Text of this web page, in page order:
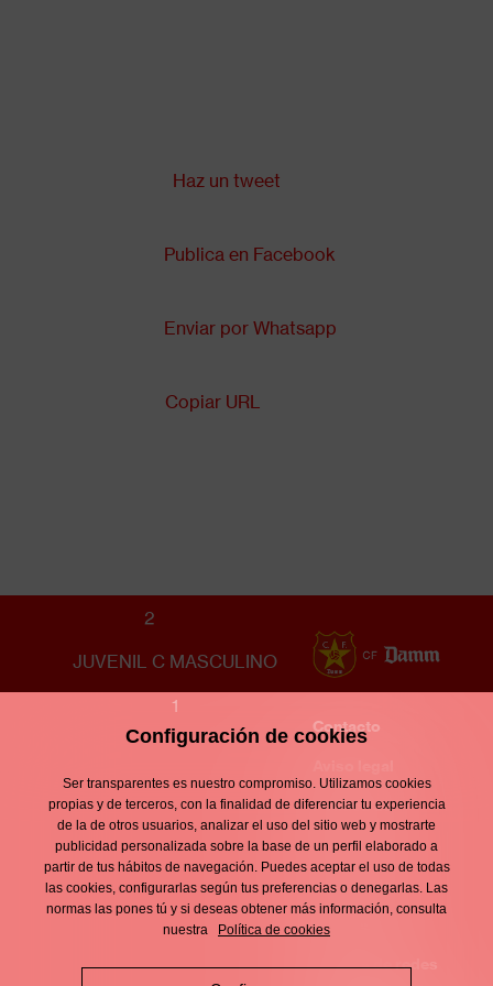
Haz un tweet
Publica en Facebook
Enviar por Whatsapp
Copiar URL
2
JUVENIL C MASCULINO
1
Enllaços
d'interès
Contacto
Footer
menu
Política de
privacidad
Política de
cookies
Política de redes
Configuración de cookies
Ser transparentes es nuestro compromiso. Utilizamos cookies
propias y de terceros, con la finalidad de diferenciar tu experiencia
de la de otros usuarios, analizar el uso del sitio web y mostrarte
publicidad personalizada sobre la base de un perfil elaborado a
partir de tus hábitos de navegación. Puedes aceptar el uso de todas
las cookies, configurarlas según tus preferencias o denegarlas. Las
normas las pones tú y si deseas obtener más información, consulta
nuestra
Política de cookies